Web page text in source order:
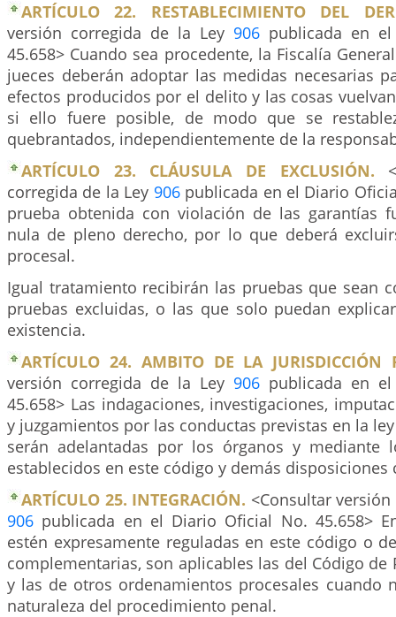
ARTÍCULO 22. RESTABLECIMIENTO DEL
versión corregida de la Ley 906 publicada en
45.658> Cuando sea procedente, la Fiscalía
jueces deberán adoptar las medidas necesarias
efectos producidos por el delito y las cosas
si ello fuere posible, de modo que se
quebrantados, independientemente de la
ARTÍCULO 23. CLÁUSULA DE EXCLUSIÓN.
corregida de la Ley 906publicada en el Diario
prueba obtenida con violación de las garantías
nula de pleno derecho, por lo que deberá
procesal.
Igual tratamiento recibirán las pruebas que sean
pruebas excluidas, o las que solo puedan
existencia.
ARTÍCULO 24. AMBITO DE LA JURISDICCIÓN
versión corregida de la Ley 906 publicada en
45.658> Las indagaciones, investigaciones,
y juzgamientos por las conductas previstas en la
serán adelantadas por los órganos y mediante
establecidos en este código y demás
ARTÍCULO 25. INTEGRACIÓN. <Consultar
906 publicada en el Diario Oficial No. 45.658>
estén expresamente reguladas en este código o
complementarias, son aplicables las del Código de
y las de otros ordenamientos procesales cuando
naturaleza del procedimiento penal.